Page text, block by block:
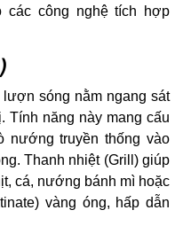
các công nghệ tích hợp
sóng nằm ngang sát
Tính năng này mang cấu
nướng truyền thống vào
Thanh nhiệt (Grill) giúp
cá, nướng bánh mì hoặc
vàng óng, hấp dẫn